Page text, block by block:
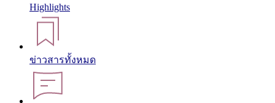
Highlights
ข่าวสารทั้งหมด